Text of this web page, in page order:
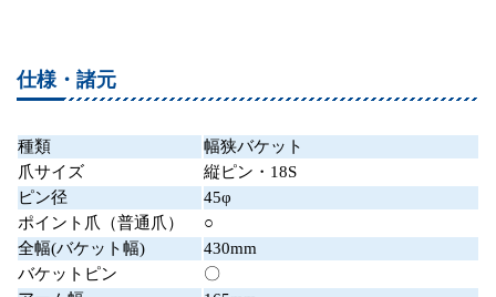
仕様・諸元
種類
幅狭バケット
爪サイズ
縦ピン・18S
ピン径
45φ
ポイント爪（普通爪）
○
全幅(バケット幅)
430mm
バケットピン
〇